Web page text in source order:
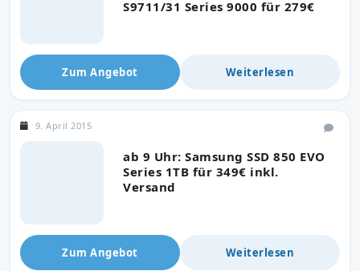
S9711/31 Series 9000 für 279€
Zum Angebot Weiterlesen
ab 9 Uhr: Samsung SSD 850 EVO
Series 1TB für 349€ inkl.
Versand
9. April 2015
Zum Angebot Weiterlesen